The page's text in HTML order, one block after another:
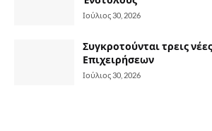
Ιούλιος 30, 2026
Συγκροτούνται τρεις
Επιχειρήσεων
Ιούλιος 30, 2026